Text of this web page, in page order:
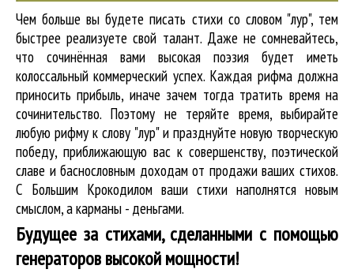
Чем больше вы будете писать стихи со словом "лур", тем
быстрее реализуете свой талант. Даже не сомневайтесь,
что сочинённая вами высокая поэзия будет иметь
колоссальный коммерческий успех. Каждая рифма должна
приносить прибыль, иначе зачем тогда тратить время на
сочинительство. Поэтому не теряйте время, выбирайте
любую рифму к слову "лур" и празднуйте новую творческую
победу, приближающую вас к совершенству, поэтической
славе и баснословным доходам от продажи ваших стихов.
С Большим Крокодилом ваши стихи наполнятся новым
смыслом, а карманы - деньгами.
Будущее за стихами, сделанными с помощью
генераторов высокой мощности!